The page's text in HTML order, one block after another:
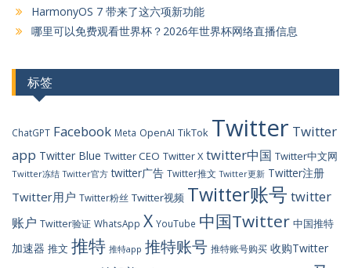
HarmonyOS 7 带来了这六项新功能
哪里可以免费观看世界杯？2026年世界杯网络直播信息
标签
ChatGPT Facebook Meta OpenAI TikTok Twitter Twitter
app Twitter Blue Twitter CEO Twitter X twitter中国 Twitter中文网
Twitter冻结 Twitter官方 twitter广告 Twitter推文 Twitter更新 Twitter注册
Twitter用户 Twitter粉丝 Twitter视频 Twitter账号 twitter
账户 Twitter验证 WhatsApp X YouTube 中国Twitter 中国推特
加速器 推文 推特 推特app 推特账号 推特账号购买 收购Twitter